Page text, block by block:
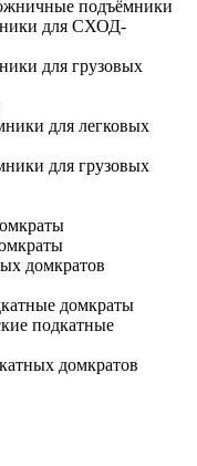
подъёмники
для СХОД-
для грузовых
для легковых
для грузовых
домкратов
домкраты
подкатные
домкратов